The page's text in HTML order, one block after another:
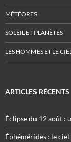
MÉTÉORES
SOLEIL ET PLANÈTES
LES HOMMES ET LE
ARTICLES RÉCENTS
Éclipse du 12 août :
Éphémérides : le